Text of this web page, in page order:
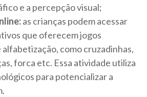
e a percepção visual;
as crianças podem acessar
que oferecem jogos
como cruzadinhas,
forca etc. Essa atividade utiliza
para potencializar a